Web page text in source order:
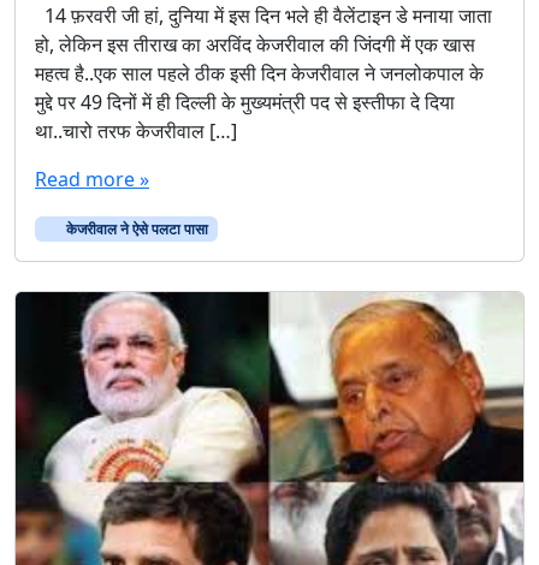
1
सा
ल
में
के
ल
से
प
ल
टा
पा
सा
14 फ़रवरी जी हां, दुनिया में इस दिन भले ही वैलेंटाइन डे मनाया जाता
हो, लेकिन इस तीराख का अरविंद केजरीवाल की जिंदगी में एक खास
महत्व है..एक साल पहले ठीक इसी दिन केजरीवाल ने जनलोकपाल के
मुद्दे पर 49 दिनों में ही दिल्ली के मुख्यमंत्री पद से इस्तीफा दे दिया
था..चारो तरफ केजरीवाल […]
Read more »
केजरीवाल ने ऐसे पलटा पासा